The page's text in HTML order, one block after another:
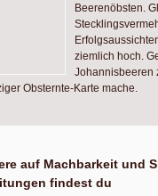
Beerenöbsten.
ziemlich hoch.
Johannisbeeren
Obsternte-Karte mache.
auf Machbarkeit und
findest du